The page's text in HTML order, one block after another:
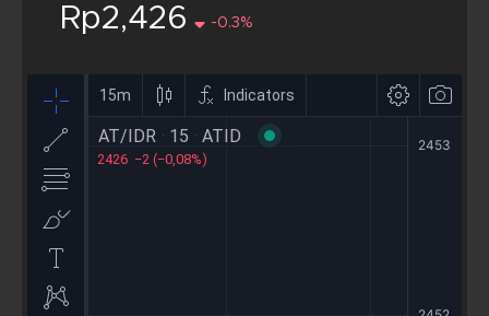
Rp2,426 -0.3%